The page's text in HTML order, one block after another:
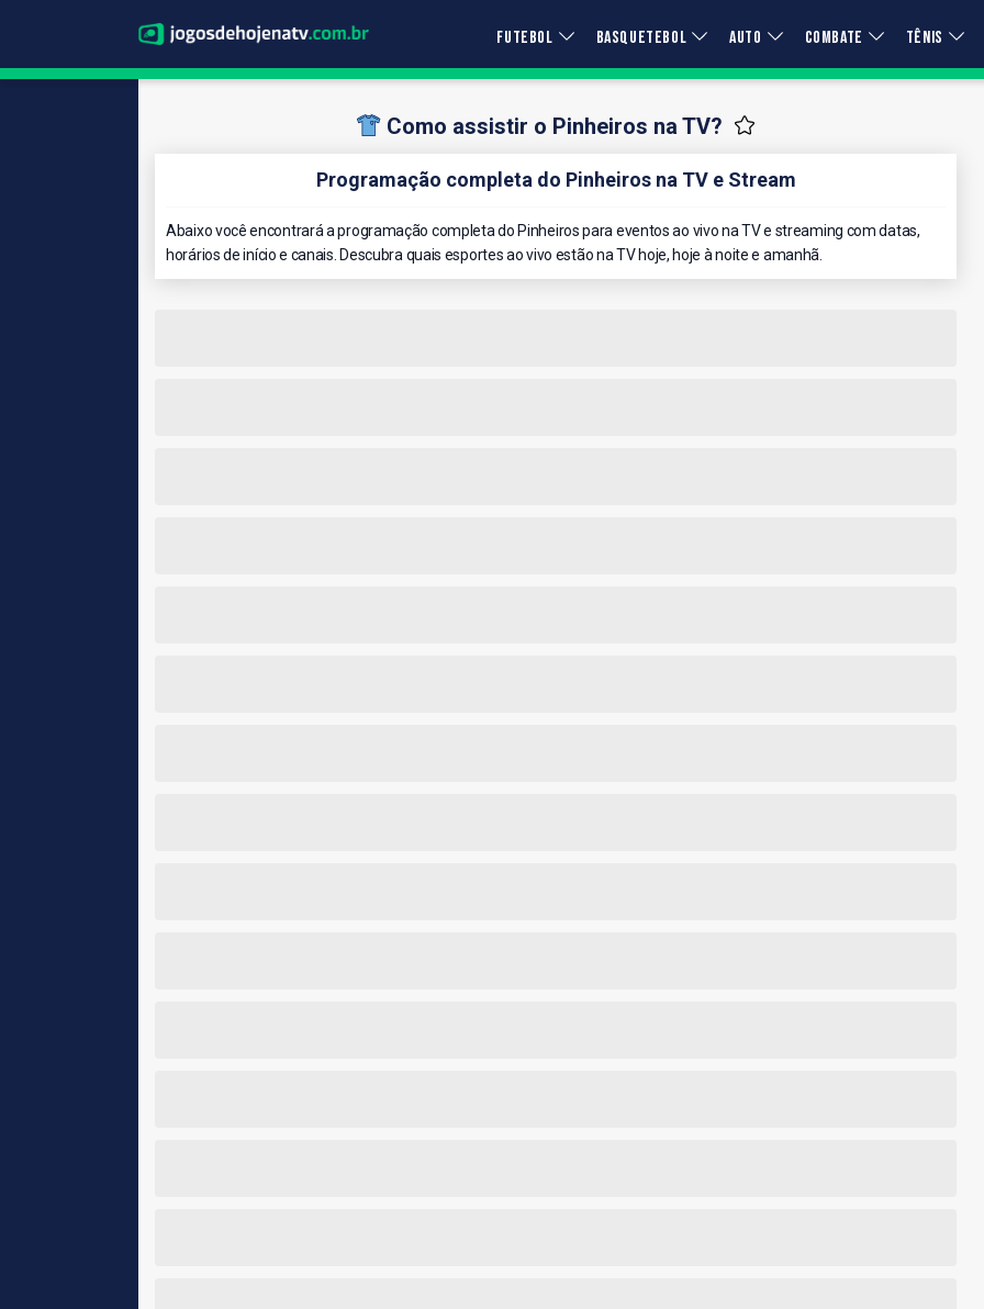
FUTEBOL BASQUETEBOL AUTO COMBATE TÊNIS
Como assistir o Pinheiros na TV?
Programação completa do Pinheiros na TV e Stream
Abaixo você encontrará a programação completa do Pinheiros para eventos ao vivo na TV e streaming com datas,
horários de início e canais. Descubra quais esportes ao vivo estão na TV hoje, hoje à noite e amanhã.